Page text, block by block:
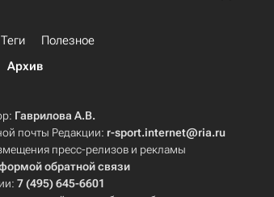
Теги
Полезное
Архив
Гаврилова А.В.
почты Редакции: r-sport.internet@ria.ru
пресс-релизов и рекламы
обратной связи
7 (495) 645-6601